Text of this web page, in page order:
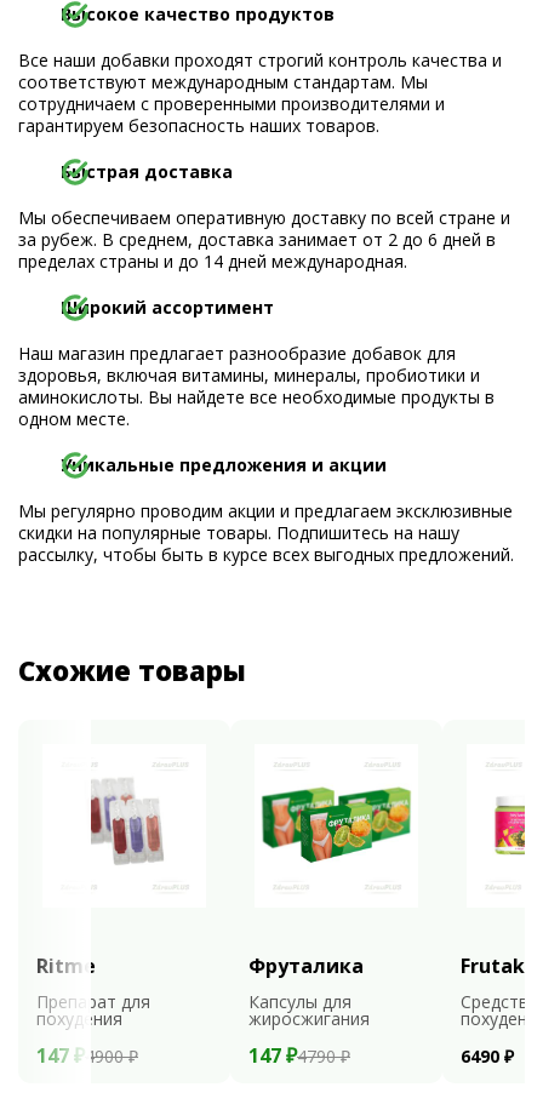
Высокое качество продуктов
Все наши добавки проходят строгий контроль качества и
соответствуют международным стандартам. Мы
сотрудничаем с проверенными производителями и
гарантируем безопасность наших товаров.
Быстрая доставка
Мы обеспечиваем оперативную доставку по всей стране и
за рубеж. В среднем, доставка занимает от 2 до 6 дней в
пределах страны и до 14 дней международная.
Широкий ассортимент
Наш магазин предлагает разнообразие добавок для
здоровья, включая витамины, минералы, пробиотики и
аминокислоты. Вы найдете все необходимые продукты в
одном месте.
Уникальные предложения и акции
Мы регулярно проводим акции и предлагаем эксклюзивные
скидки на популярные товары. Подпишитесь на нашу
рассылку, чтобы быть в курсе всех выгодных предложений.
Схожие товары
Ritme
Препарат для
похудения
147 ₽ 4900 ₽
Фруталика
Капсулы для
жиросжигания
147 ₽4790 ₽
6490 ₽